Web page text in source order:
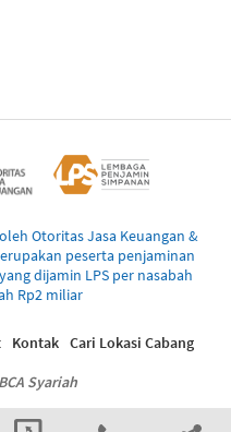
Otoritas Jasa Keuangan &
peserta penjaminan
dijamin LPS per nasabah
Rp2 miliar
Syariah
Kontak Cari Lokasi Cabang